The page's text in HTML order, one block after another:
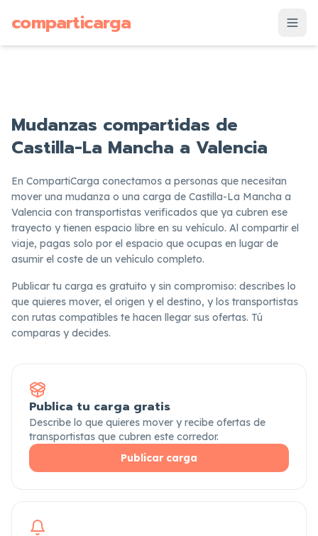
comparticarga
Mudanzas compartidas de
Castilla-La Mancha a Valencia
En CompartiCarga conectamos a personas que necesitan
mover una mudanza o una carga de Castilla-La Mancha a
Valencia con transportistas verificados que ya cubren ese
trayecto y tienen espacio libre en su vehículo. Al compartir el
viaje, pagas solo por el espacio que ocupas en lugar de
asumir el coste de un vehículo completo.
Publicar tu carga es gratuito y sin compromiso: describes lo
que quieres mover, el origen y el destino, y los transportistas
con rutas compatibles te hacen llegar sus ofertas. Tú
comparas y decides.
Publica tu carga gratis
Describe lo que quieres mover y recibe ofertas de
transportistas que cubren este corredor.
Publicar carga